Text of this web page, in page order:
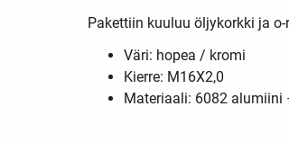
Pakettiin kuuluu öljykorkki ja
Väri: hopea / kromi
Kierre: M16X2,0
Materiaali: 6082 alumiini